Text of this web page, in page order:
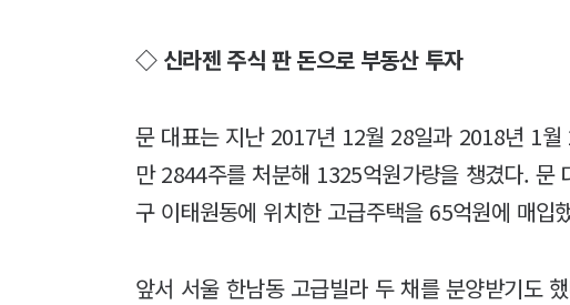
◇ 신라젠 주식 판 돈으로 부동산 투자
문 대표는 지난 2017년 12월 28일과 2018년 1
만 2844주를 처분해 1325억원가량을 챙겼다.
구 이태원동에 위치한 고급주택을 65억원에 매입
앞서 서울 한남동 고급빌라 두 채를 분양받기도